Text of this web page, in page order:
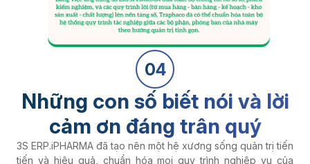
04
Những con số biết nói và lời
cảm ơn đáng trân quý
3S ERP.iPHARMA đã tạo nên một hệ xương sống quản trị tiến
tiến và hiệu quả, chuẩn hóa mọi quy trình nghiệp vụ của